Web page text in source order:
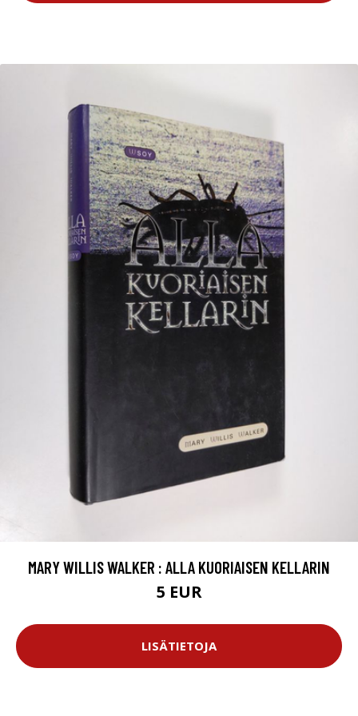
MARY WILLIS WALKER : ALLA KUORIAISEN KELLARIN
5 EUR
LISÄTIETOJA